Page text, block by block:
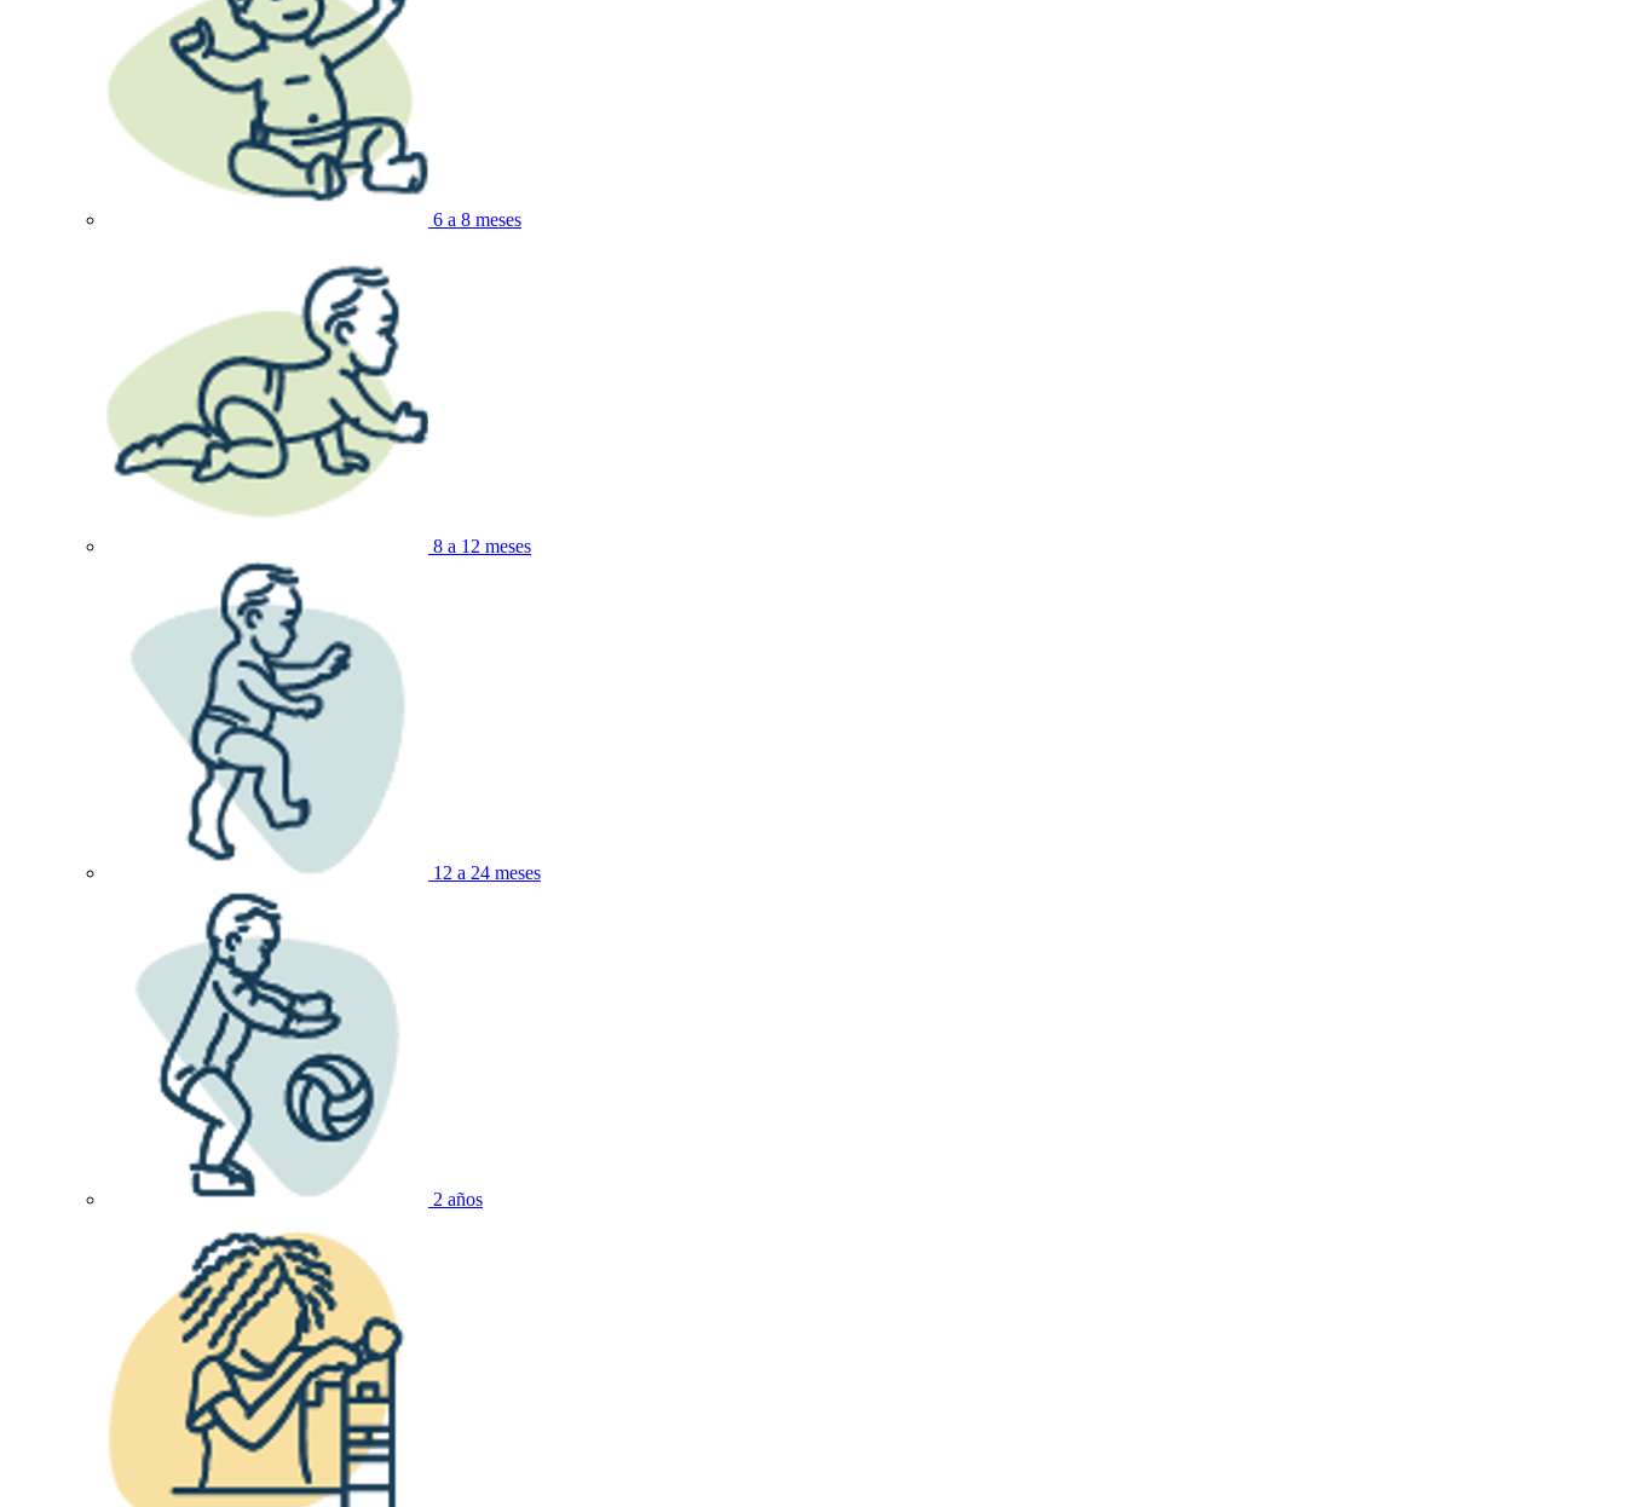
6 a 8 meses
8 a 12 meses
12 a 24 meses
2 años